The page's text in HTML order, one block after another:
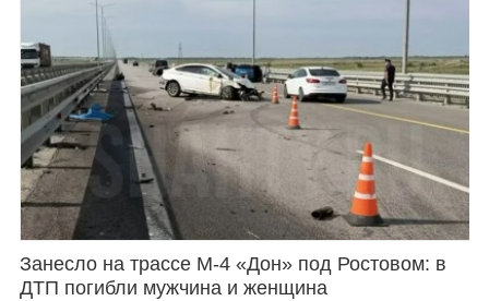
Занесло на трассе М-4 «Дон» под Ростовом: в
ДТП погибли мужчина и женщина